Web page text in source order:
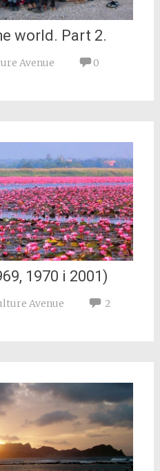
world. Part 2.
Avenue
0
1970 i 2001)
Avenue
2